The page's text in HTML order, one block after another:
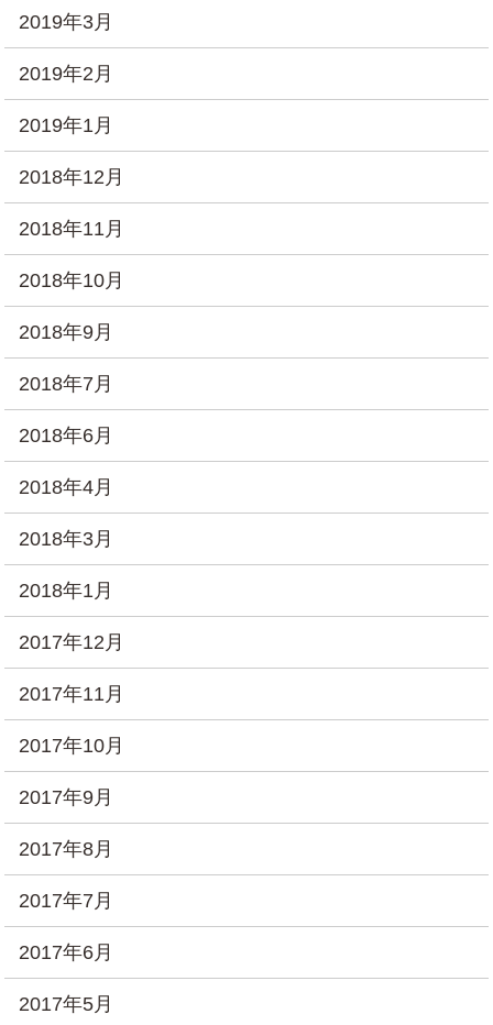
2019年3月
2019年2月
2019年1月
2018年12月
2018年11月
2018年10月
2018年9月
2018年7月
2018年6月
2018年4月
2018年3月
2018年1月
2017年12月
2017年11月
2017年10月
2017年9月
2017年8月
2017年7月
2017年6月
2017年5月